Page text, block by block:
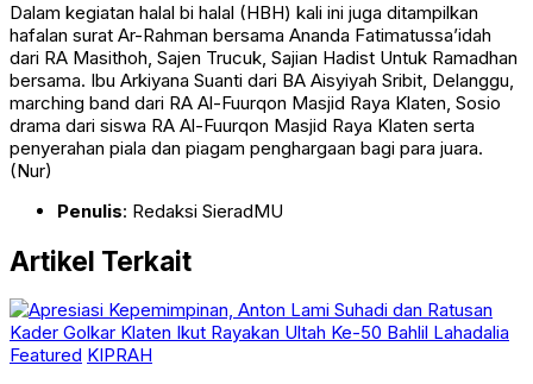
Dalam kegiatan halal bi halal (HBH) kali ini juga ditampilkan
hafalan surat Ar-Rahman bersama Ananda Fatimatussa’idah
dari RA Masithoh, Sajen Trucuk, Sajian Hadist Untuk Ramadhan
bersama. Ibu Arkiyana Suanti dari BA Aisyiyah Sribit, Delanggu,
marching band dari RA Al-Fuurqon Masjid Raya Klaten, Sosio
drama dari siswa RA Al-Fuurqon Masjid Raya Klaten serta
penyerahan piala dan piagam penghargaan bagi para juara.
(Nur)
Penulis: Redaksi SieradMU
Artikel Terkait
Featured KIPRAH